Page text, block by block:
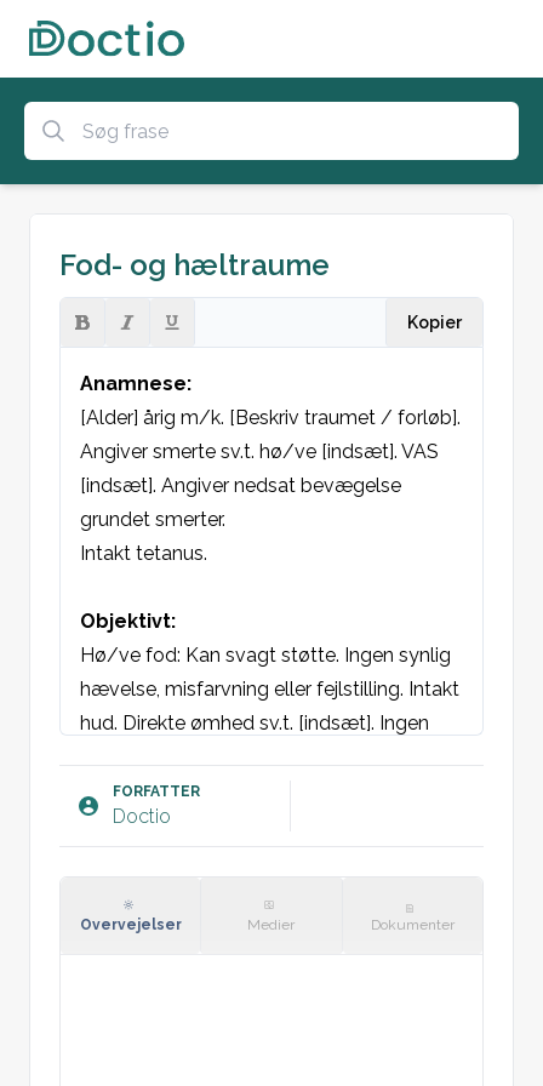
Fod- og hæltraume
Kopier
Anamnese:
[Alder] årig m/k. [Beskriv traumet / forløb].
Angiver smerte sv.t. hø/ve [indsæt]. VAS
[indsæt]. Angiver nedsat bevægelse
grundet smerter.
Intakt tetanus.
Objektivt:
Hø/ve fod: Kan svagt støtte. Ingen synlig
hævelse, misfarvning eller fejlstilling. Intakt
hud. Direkte ømhed sv.t. [indsæt]. Ingen
hæl. Ingen ømhed sv.t. basis af 5 metatars,
tilhæftning ved tuber calcanei eller os
inversion/eversion af ankelleddet. Intet
FORFATTER
Doctio
Overvejelser Medier Dokumenter